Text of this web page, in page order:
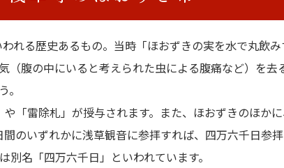
れる歴史あるもの。当時「ほおずきの実を水で丸飲
（腹の中にいると考えられた虫による腹痛など）を去
。
「雷除札」が授与されます。また、ほおずきのほか
のいずれかに浅草観音に参拝すれば、四万六千日参
名「四万六千日」といわれています。